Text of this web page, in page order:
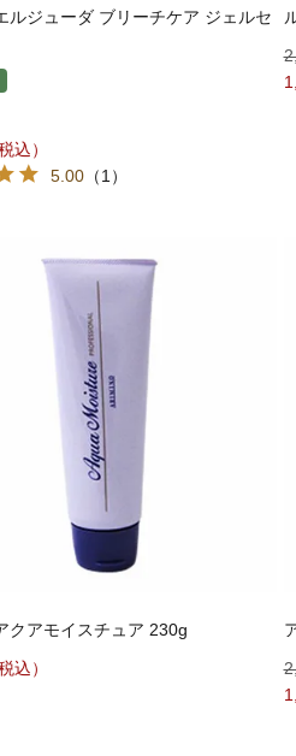
ルジューダ ブリーチケア ジェルセ
5.00 （1）
クアモイスチュア 230g